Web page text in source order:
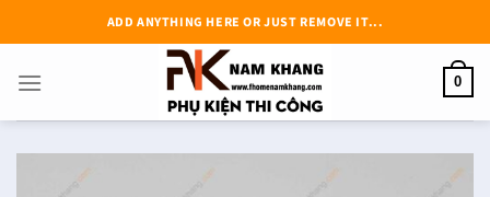
đến
dung
ADD ANYTHING HERE OR JUST REMOVE IT...
0